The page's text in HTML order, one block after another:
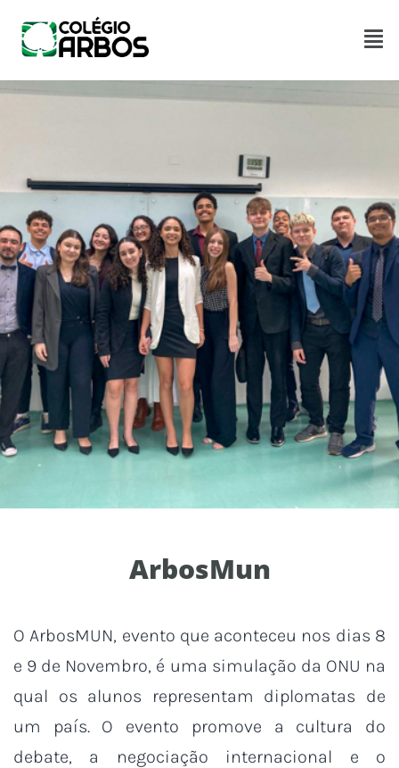
ArbosMun
O ArbosMUN, evento que aconteceu nos dias 8
e 9 de Novembro, é uma simulação da ONU na
qual os alunos representam diplomatas de
um país. O evento promove a cultura do
debate, a negociação internacional e o